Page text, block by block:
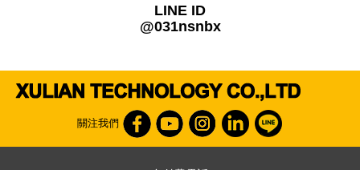
LINE ID
@031nsnbx
關注我們